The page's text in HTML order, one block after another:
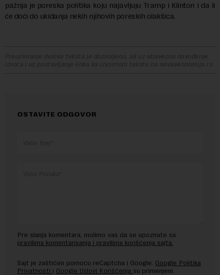
pažnja je poreska politika koju najavljuju Tramp i Klinton i da li
će doći do ukidanja nekih njihovih poreskih olakšica.
Preuzimanje delova teksta je dozvoljeno, ali uz obavezno navođenje
izvora i uz postavljanje linka ka izvornom tekstu na novaekonomija.rs
OSTAVITE ODGOVOR
Pre slanja komentara, molimo vas da se upoznate sa
pravilima komentarisanja i pravilima korišćenja sajta.
Sajt je zaštićen pomocu reCaptcha i Google. Google Politika
Privatnosti i Google Uslovi Korišćenja su primenjeni.